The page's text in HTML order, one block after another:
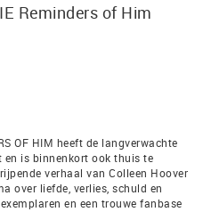
Reminders of Him
OF HIM heeft de langverwachte
is binnenkort ook thuis te
verhaal van Colleen Hoover
over liefde, verlies, schuld en
en een trouwe fanbase